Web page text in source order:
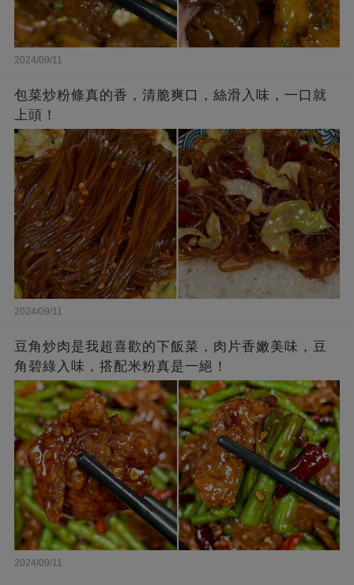
2024/09/11
包菜炒粉條真的香，清脆爽口，絲滑入味，一口就
上頭！
2024/09/11
豆角炒肉是我超喜歡的下飯菜，肉片香嫩美味，豆
角碧綠入味，搭配米粉真是一絕！
2024/09/11